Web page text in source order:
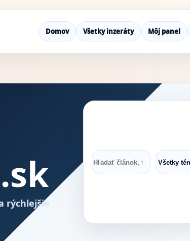
Domov Všetky inzeráty Môj panel
rýchlejšie